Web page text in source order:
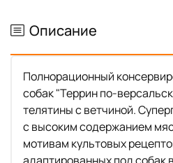
Описание
Полнорационный
собак "Террин по-
телятины с ветчиной.
с высоким содержанием
мотивам культовых